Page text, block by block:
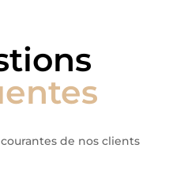
de nos clients